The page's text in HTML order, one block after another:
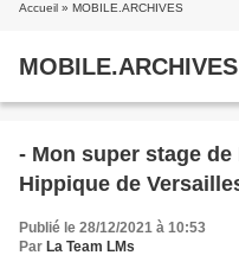
Accueil » MOBILE.ARCHIVES
MOBILE.ARCHIVES
- Mon super stage de
Hippique de
Publié le 28/12/2021 à 10:53
Par La Team LMs